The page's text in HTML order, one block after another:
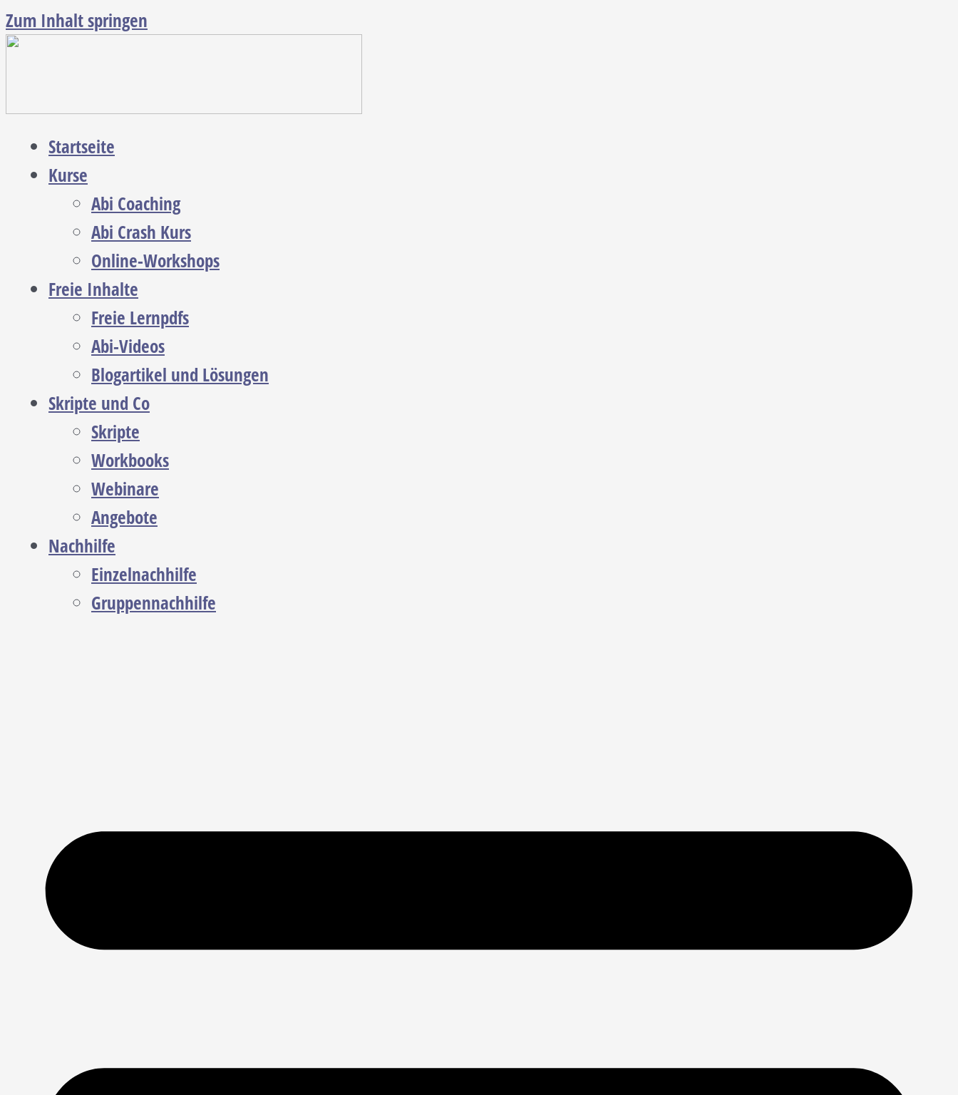
Zum Inhalt springen
Startseite
Kurse
Abi Coaching
Abi Crash Kurs
Online-Workshops
Freie Inhalte
Freie Lernpdfs
Abi-Videos
Blogartikel und Lösungen
Skripte und Co
Skripte
Workbooks
Webinare
Angebote
Nachhilfe
Einzelnachhilfe
Gruppennachhilfe